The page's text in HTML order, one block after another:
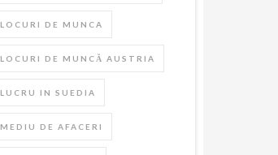
LOCURI DE MUNCA
LOCURI DE MUNCĂ AUSTRIA
LUCRU IN SUEDIA
MEDIU DE AFACERI